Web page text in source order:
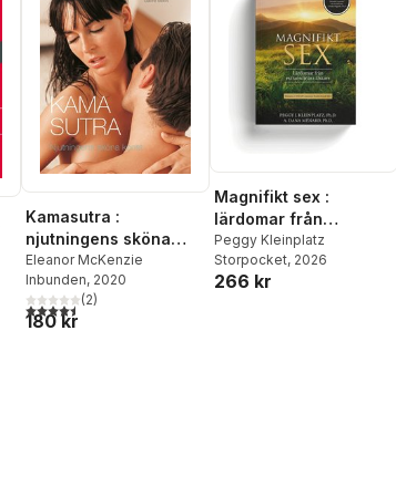
Kamasutra :
njutningens sköna
konst
Eleanor McKenzie
Inbunden, 2020
4,5utav 5 stjärnor. Totalt antal röster:
(2)
180 kr
Magnifikt sex :
lärdomar från
extraordinära älskare
Peggy Kleinplatz
Storpocket, 2026
266 kr